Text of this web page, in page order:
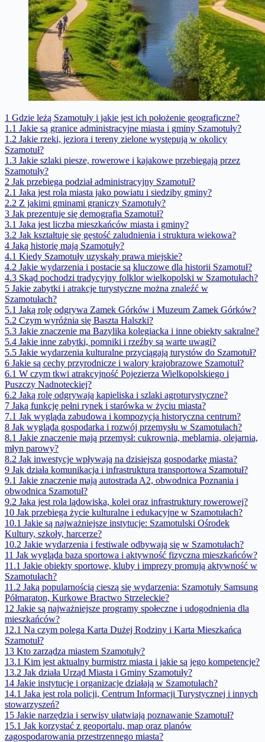
1 Gdzie leżą Szamotuły i jakie jest ich położenie geograficzne?
1.1 Jakie są granice administracyjne miasta i gminy Szamotuły?
1.2 Jakie rzeki, jeziora i tereny zielone występują w okolicy
Szamotuł?
1.3 Jakie szlaki piesze, rowerowe i kajakowe przebiegają przez
Szamotuły?
2 Jak przebiega podział administracyjny Szamotuł?
2.1 Jaka jest rola miasta jako powiatu i siedziby gminy?
2.2 Z jakimi gminami graniczy Szamotuły?
3 Jak prezentuje się demografia Szamotuł?
3.1 Jaka jest liczba mieszkańców miasta i gminy?
3.2 Jak kształtuje się gęstość zaludnienia i struktura wiekowa?
4 Jaką historię mają Szamotuły?
4.1 Kiedy Szamotuły uzyskały prawa miejskie?
4.2 Jakie wydarzenia i postacie są kluczowe dla historii Szamotuł?
4.3 Skąd pochodzi tradycyjny folklor wielkopolski w Szamotułach?
5 Jakie zabytki i atrakcje turystyczne można znaleźć w
Szamotułach?
5.1 Jaką rolę odgrywa Zamek Górków i Muzeum Zamek Górków?
5.2 Czym wyróżnia się Baszta Halszki?
5.3 Jakie znaczenie ma Bazylika kolegiacka i inne obiekty sakralne?
5.4 Jakie inne zabytki, pomniki i rzeźby są warte uwagi?
5.5 Jakie wydarzenia kulturalne przyciągają turystów do Szamotuł?
6 Jakie są cechy przyrodnicze i walory krajobrazowe Szamotuł?
6.1 W czym tkwi atrakcyjność Pojezierza Wielkopolskiego i
Puszczy Nadnoteckiej?
6.2 Jaką rolę odgrywają kąpieliska i szlaki agroturystyczne?
7 Jaką funkcję pełni rynek i starówka w życiu miasta?
7.1 Jak wygląda zabudowa i kompozycja historyczna centrum?
8 Jak wygląda gospodarka i rozwój przemysłu w Szamotułach?
8.1 Jakie znaczenie mają przemysł: cukrownia, meblarnia, olejarnia,
młyn parowy?
8.2 Jak inwestycje wpływają na dzisiejszą gospodarkę miasta?
9 Jak działa komunikacja i infrastruktura transportowa Szamotuł?
9.1 Jakie znaczenie mają autostrada A2, obwodnica Poznania i
obwodnica Szamotuł?
9.2 Jaka jest rola lądowiska, kolei oraz infrastruktury rowerowej?
10 Jak przebiega życie kulturalne i edukacyjne w Szamotułach?
10.1 Jakie są najważniejsze instytucje: Szamotulski Ośrodek
Kultury, szkoły, harcerze?
10.2 Jakie wydarzenia i festiwale odbywają się w Szamotułach?
11 Jak wygląda baza sportowa i aktywność fizyczna mieszkańców?
11.1 Jakie obiekty sportowe, kluby i imprezy promują aktywność w
Szamotułach?
11.2 Jaką popularnością cieszą się wydarzenia: Szamotuły Samsung
Półmaraton, Kurkowe Bractwo Strzeleckie?
12 Jakie są najważniejsze programy społeczne i udogodnienia dla
mieszkańców?
12.1 Na czym polega Karta Dużej Rodziny i Karta Mieszkańca
Szamotuł?
13 Kto zarządza miastem Szamotuły?
13.1 Kim jest aktualny burmistrz miasta i jakie są jego kompetencje?
13.2 Jak działa Urząd Miasta i Gminy Szamotuły?
14 Jakie instytucje i organizacje działają w Szamotułach?
14.1 Jaka jest rola policji, Centrum Informacji Turystycznej i innych
stowarzyszeń?
15 Jakie narzędzia i serwisy ułatwiają poznawanie Szamotuł?
15.1 Jak korzystać z geoportalu, map oraz planów
zagospodarowania przestrzennego miasta?